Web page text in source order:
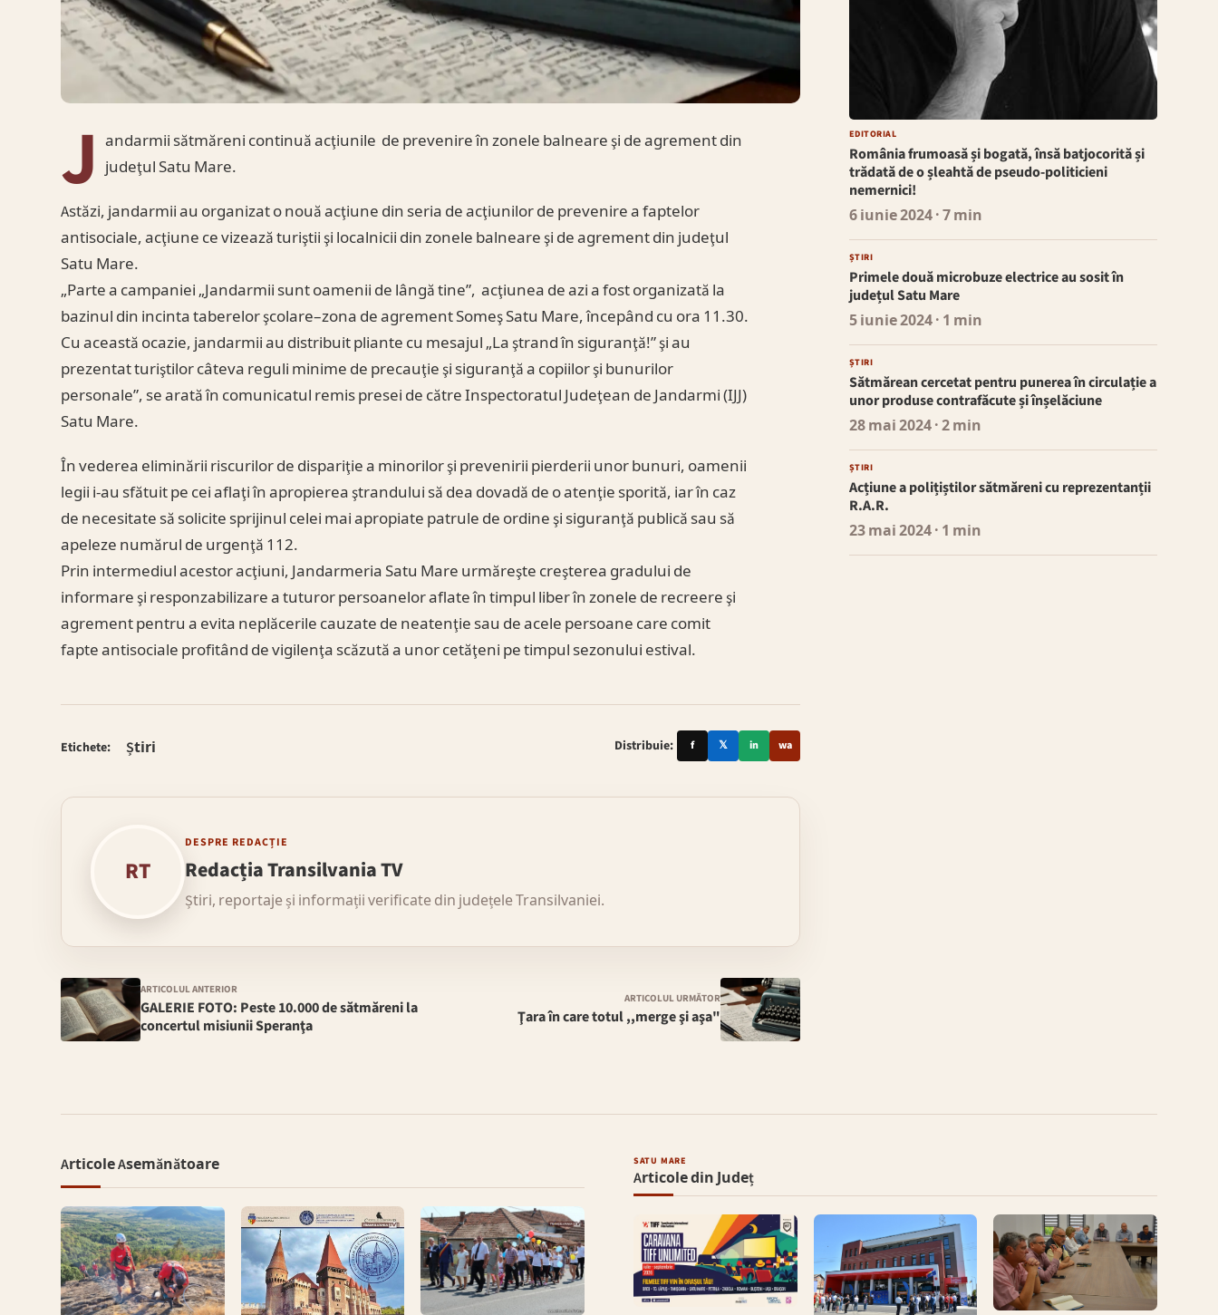
J andarmii sătmăreni continuă acţiunile de prevenire în zonele balneare şi de agrement din
judeţul Satu Mare.
Astăzi, jandarmii au organizat o nouă acţiune din seria de acţiunilor de prevenire a faptelor
antisociale, acţiune ce vizează turiştii şi localnicii din zonele balneare şi de agrement din judeţul
Satu Mare.
„Parte a campaniei „Jandarmii sunt oamenii de lângă tine”, acţiunea de azi a fost organizată la
bazinul din incinta taberelor şcolare–zona de agrement Someş Satu Mare, începând cu ora 11.30.
Cu această ocazie, jandarmii au distribuit pliante cu mesajul „La ştrand în siguranţă!” şi au
prezentat turiştilor câteva reguli minime de precauţie şi siguranţă a copiilor şi bunurilor
personale”, se arată în comunicatul remis presei de către Inspectoratul Judeţean de Jandarmi (IJJ)
Satu Mare.
În vederea eliminării riscurilor de dispariţie a minorilor şi prevenirii pierderii unor bunuri, oamenii
legii i-au sfătuit pe cei aflaţi în apropierea ştrandului să dea dovadă de o atenţie sporită, iar în caz
de necesitate să solicite sprijinul celei mai apropiate patrule de ordine şi siguranţă publică sau să
apeleze numărul de urgenţă 112.
Prin intermediul acestor acţiuni, Jandarmeria Satu Mare urmăreşte creşterea gradului de
informare şi responzabilizare a tuturor persoanelor aflate în timpul liber în zonele de recreere şi
agrement pentru a evita neplăcerile cauzate de neatenţie sau de acele persoane care comit
fapte antisociale profitând de vigilenţa scăzută a unor cetăţeni pe timpul sezonului estival.
Etichete: Știri Distribuie: f 𝕏 in wa
RT
DESPRE REDACȚIE
Redacția Transilvania TV
Știri, reportaje și informații verificate din județele Transilvaniei.
ARTICOLUL ANTERIOR
GALERIE FOTO: Peste 10.000 de sătmăreni la
concertul misiunii Speranţa
ARTICOLUL URMĂTOR
Ţara în care totul ,,merge şi aşa"
EDITORIAL
România frumoasă și bogată, însă batjocorită și
trădată de o șleahtă de pseudo-politicieni
nemernici!
6 iunie 2024· 7 min
ȘTIRI
Primele două microbuze electrice au sosit în
județul Satu Mare
5 iunie 2024· 1 min
ȘTIRI
Sătmărean cercetat pentru punerea în circulație a
unor produse contrafăcute și înșelăciune
28 mai 2024· 2 min
ȘTIRI
Acțiune a polițiștilor sătmăreni cu reprezentanții
R.A.R.
23 mai 2024· 1 min
Articole Asemănătoare SATU MARE
Articole din Județ